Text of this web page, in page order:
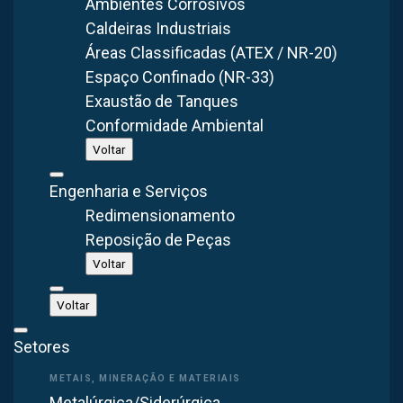
Ambientes Corrosivos
Caldeiras Industriais
Áreas Classificadas (ATEX / NR-20)
Espaço Confinado (NR-33)
Exaustão de Tanques
Conformidade Ambiental
Voltar
Engenharia e Serviços
Redimensionamento
Reposição de Peças
Voltar
Voltar
Setores
GRÁFICA
Projeto de Tratamento de Ozônio em
Gráfica
Sistema de exaustão centralizada para remoção de
gases de ozônio e calor em uma indústria gráfica, com
foco no processo de cura UV e secagem de etiquetas e
Ver o projeto completo →